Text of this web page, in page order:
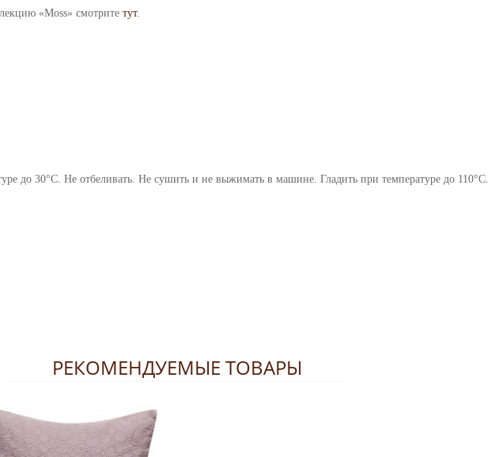
«Moss» смотрите тут.
до 30°С. Не отбеливать. Не сушить и не выжимать в машине. Гладить при температуре до 110°C.
РЕКОМЕНДУЕМЫЕ ТОВАРЫ